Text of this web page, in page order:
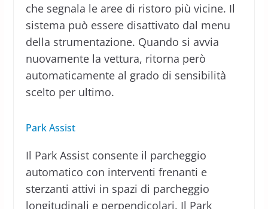
che segnala le aree di ristoro più vicine. Il
sistema può essere disattivato dal menu
della strumentazione. Quando si avvia
nuovamente la vettura, ritorna però
automaticamente al grado di sensibilità
scelto per ultimo.
Park Assist
Il Park Assist consente il parcheggio
automatico con interventi frenanti e
sterzanti attivi in spazi di parcheggio
longitudinali e perpendicolari. Il Park